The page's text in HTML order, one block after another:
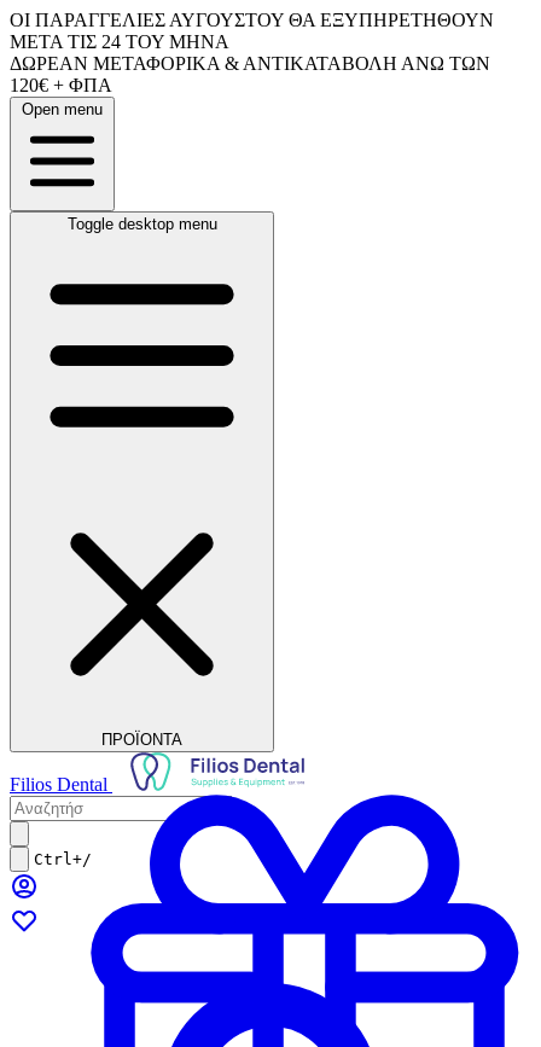
ΟΙ ΠΑΡΑΓΓΕΛΙΕΣ ΑΥΓΟΥΣΤΟΥ ΘΑ ΕΞΥΠΗΡΕΤΗΘΟΥΝ
ΜΕΤΑ ΤΙΣ 24 ΤΟΥ ΜΗΝΑ
ΔΩΡΕΑΝ ΜΕΤΑΦΟΡΙΚΑ & ΑΝΤΙΚΑΤΑΒΟΛΗ ΑΝΩ ΤΩΝ
120€ + ΦΠΑ
Open menu
Toggle desktop menu
ΠΡΟΪΟΝΤΑ
Filios Dental
Ctrl+/